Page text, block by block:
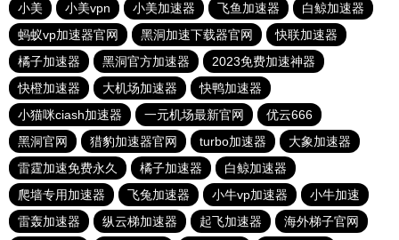
小美
小美vpn 小美加速器 飞鱼加速器
白鲸加速器
蚂蚁vp加速器官网
黑洞加速下载器官网
快联加速器
橘子加速器
黑洞官方加速器
2023免费加速神器
快橙加速器
大机场加速器
快鸭加速器
小猫咪ciash加速器
一元机场最新官网
优云666
黑洞官网
猎豹加速器官网 turbo加速器
大象加速器
雷霆加速免费永久
橘子加速器
白鲸加速器
爬墙专用加速器
飞兔加速器 小牛vp加速器
小牛加速
雷轰加速器
纵云梯加速器 起飞加速器
海外梯子官网